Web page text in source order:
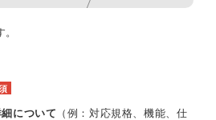
について （例：対応規格、機能、仕